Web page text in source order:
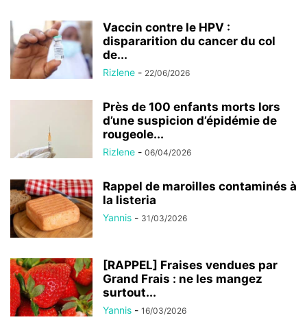
Vaccin contre le HPV :
dispararition du cancer du col
de...
Rizlene - 22/06/2026
Près de 100 enfants morts lors
d’une suspicion d’épidémie de
rougeole...
Rizlene - 06/04/2026
Rappel de maroilles contaminés à
la listeria
Yannis - 31/03/2026
[RAPPEL] Fraises vendues par
Grand Frais : ne les mangez
surtout...
Yannis - 16/03/2026